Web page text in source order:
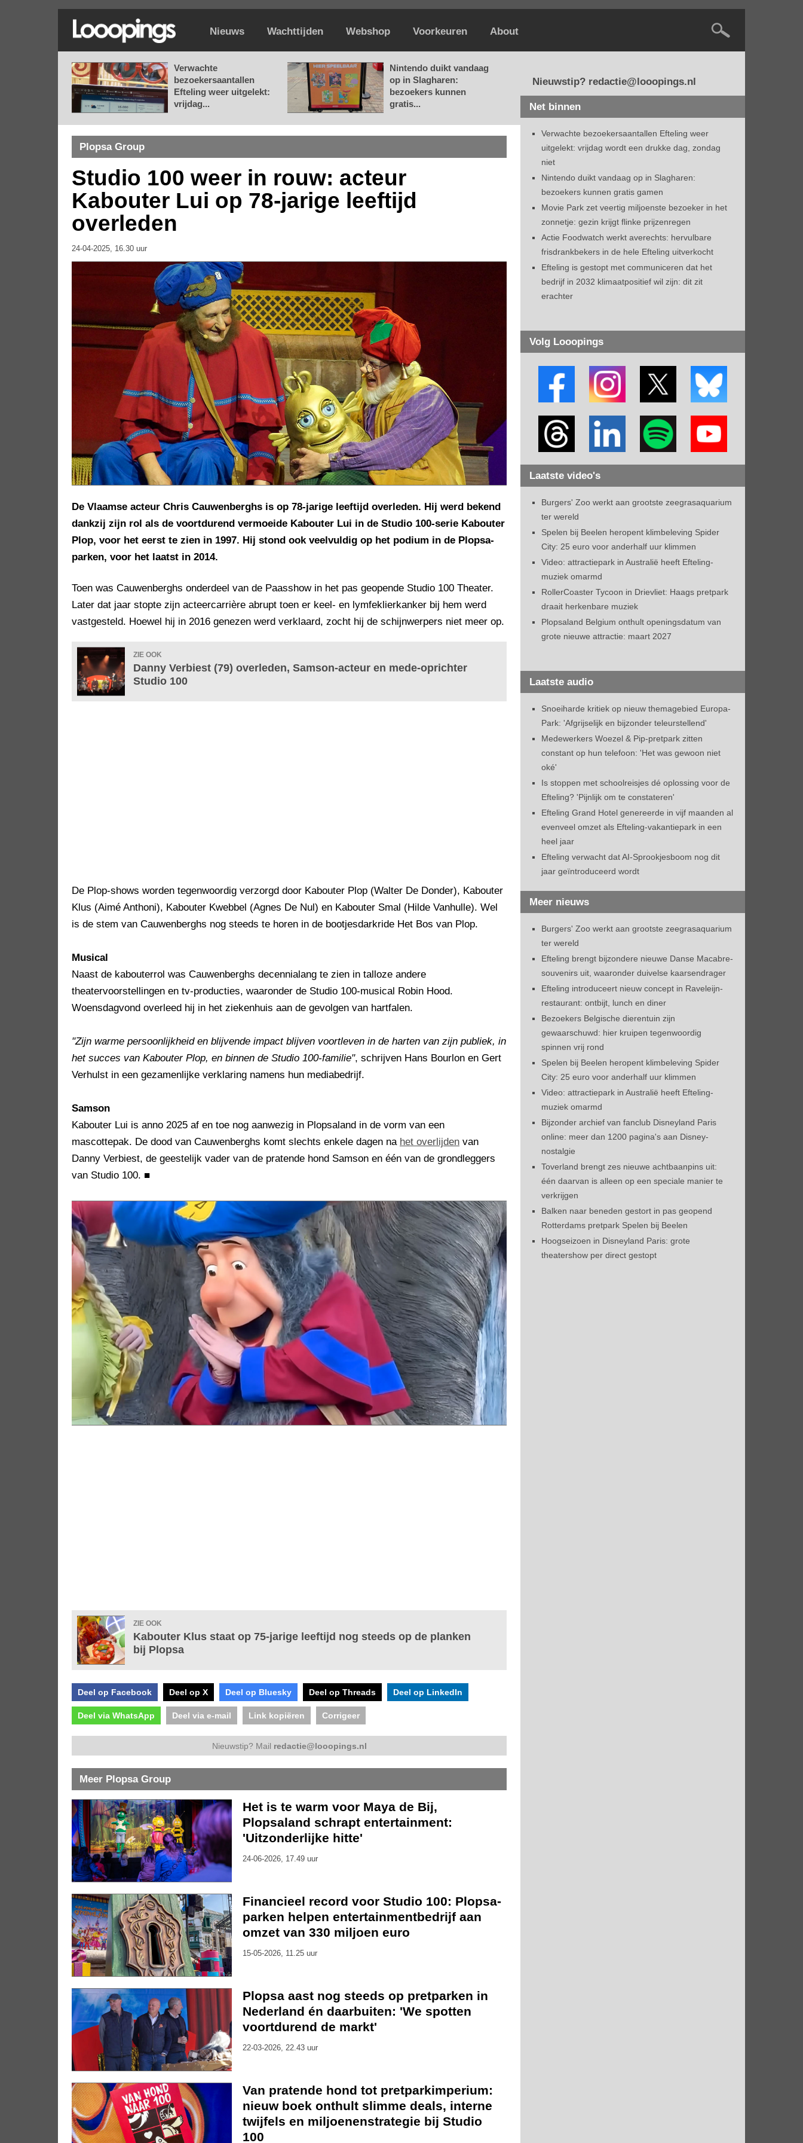
Nieuws Wachttijden Webshop Voorkeuren About
Verwachte
bezoekersaantallen
Efteling weer uitgelekt:
vrijdag...
Nintendo duikt vandaag
op in Slagharen:
bezoekers kunnen
gratis...
Plopsa Group
Studio 100 weer in rouw: acteur
Kabouter Lui op 78-jarige leeftijd
overleden
24-04-2025, 16.30 uur
De Vlaamse acteur Chris Cauwenberghs is op 78-jarige leeftijd overleden. Hij werd bekend
dankzij zijn rol als de voortdurend vermoeide Kabouter Lui in de Studio 100-serie Kabouter
Plop, voor het eerst te zien in 1997. Hij stond ook veelvuldig op het podium in de Plopsa-
parken, voor het laatst in 2014.
Toen was Cauwenberghs onderdeel van de Paasshow in het pas geopende Studio 100 Theater.
Later dat jaar stopte zijn acteercarrière abrupt toen er keel- en lymfeklierkanker bij hem werd
vastgesteld. Hoewel hij in 2016 genezen werd verklaard, zocht hij de schijnwerpers niet meer op.
ZIE OOK
Danny Verbiest (79) overleden, Samson-acteur en mede-oprichter
Studio 100
De Plop-shows worden tegenwoordig verzorgd door Kabouter Plop (Walter De Donder), Kabouter
Klus (Aimé Anthoni), Kabouter Kwebbel (Agnes De Nul) en Kabouter Smal (Hilde Vanhulle). Wel
is de stem van Cauwenberghs nog steeds te horen in de bootjesdarkride Het Bos van Plop.
Musical
Naast de kabouterrol was Cauwenberghs decennialang te zien in talloze andere
theatervoorstellingen en tv-producties, waaronder de Studio 100-musical Robin Hood.
Woensdagvond overleed hij in het ziekenhuis aan de gevolgen van hartfalen.
"Zijn warme persoonlijkheid en blijvende impact blijven voortleven in de harten van zijn publiek, in
het succes van Kabouter Plop, en binnen de Studio 100-familie", schrijven Hans Bourlon en Gert
Verhulst in een gezamenlijke verklaring namens hun mediabedrijf.
Samson
Kabouter Lui is anno 2025 af en toe nog aanwezig in Plopsaland in de vorm van een
mascottepak. De dood van Cauwenberghs komt slechts enkele dagen na het overlijden van
Danny Verbiest, de geestelijk vader van de pratende hond Samson en één van de grondleggers
van Studio 100. ■
ZIE OOK
Kabouter Klus staat op 75-jarige leeftijd nog steeds op de planken
bij Plopsa
Deel op Facebook Deel op X Deel op Bluesky Deel op Threads Deel op LinkedIn
Deel via WhatsApp Deel via e-mail Link kopiëren Corrigeer
Nieuwstip? Mail redactie@looopings.nl
Meer Plopsa Group
Het is te warm voor Maya de Bij,
Plopsaland schrapt entertainment:
'Uitzonderlijke hitte'
24-06-2026, 17.49 uur
Financieel record voor Studio 100: Plopsa-
parken helpen entertainmentbedrijf aan
omzet van 330 miljoen euro
15-05-2026, 11.25 uur
Plopsa aast nog steeds op pretparken in
Nederland én daarbuiten: 'We spotten
voortdurend de markt'
22-03-2026, 22.43 uur
Van pratende hond tot pretparkimperium:
nieuw boek onthult slimme deals, interne
twijfels en miljoenenstrategie bij Studio
100
Nieuwstip? redactie@looopings.nl
Net binnen
Verwachte bezoekersaantallen Efteling weer
uitgelekt: vrijdag wordt een drukke dag, zondag
niet
Nintendo duikt vandaag op in Slagharen:
bezoekers kunnen gratis gamen
Movie Park zet veertig miljoenste bezoeker in het
zonnetje: gezin krijgt flinke prijzenregen
Actie Foodwatch werkt averechts: hervulbare
frisdrankbekers in de hele Efteling uitverkocht
Efteling is gestopt met communiceren dat het
bedrijf in 2032 klimaatpositief wil zijn: dit zit
erachter
Volg Looopings
Laatste video's
Burgers' Zoo werkt aan grootste zeegrasaquarium
ter wereld
Spelen bij Beelen heropent klimbeleving Spider
City: 25 euro voor anderhalf uur klimmen
Video: attractiepark in Australië heeft Efteling-
muziek omarmd
RollerCoaster Tycoon in Drievliet: Haags pretpark
draait herkenbare muziek
Plopsaland Belgium onthult openingsdatum van
grote nieuwe attractie: maart 2027
Laatste audio
Snoeiharde kritiek op nieuw themagebied Europa-
Park: 'Afgrijselijk en bijzonder teleurstellend'
Medewerkers Woezel & Pip-pretpark zitten
constant op hun telefoon: 'Het was gewoon niet
oké'
Is stoppen met schoolreisjes dé oplossing voor de
Efteling? 'Pijnlijk om te constateren'
Efteling Grand Hotel genereerde in vijf maanden al
evenveel omzet als Efteling-vakantiepark in een
heel jaar
Efteling verwacht dat AI-Sprookjesboom nog dit
jaar geïntroduceerd wordt
Meer nieuws
Burgers' Zoo werkt aan grootste zeegrasaquarium
ter wereld
Efteling brengt bijzondere nieuwe Danse Macabre-
souvenirs uit, waaronder duivelse kaarsendrager
Efteling introduceert nieuw concept in Raveleijn-
restaurant: ontbijt, lunch en diner
Bezoekers Belgische dierentuin zijn
gewaarschuwd: hier kruipen tegenwoordig
spinnen vrij rond
Spelen bij Beelen heropent klimbeleving Spider
City: 25 euro voor anderhalf uur klimmen
Video: attractiepark in Australië heeft Efteling-
muziek omarmd
Bijzonder archief van fanclub Disneyland Paris
online: meer dan 1200 pagina's aan Disney-
nostalgie
Toverland brengt zes nieuwe achtbaanpins uit:
één daarvan is alleen op een speciale manier te
verkrijgen
Balken naar beneden gestort in pas geopend
Rotterdams pretpark Spelen bij Beelen
Hoogseizoen in Disneyland Paris: grote
theatershow per direct gestopt